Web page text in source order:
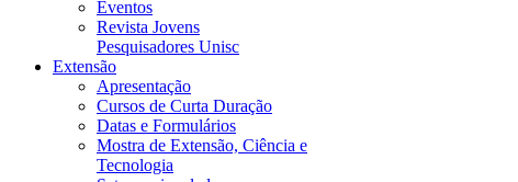
Eventos
Revista Jovens
Pesquisadores Unisc
Extensão
Apresentação
Cursos de Curta Duração
Datas e Formulários
Mostra de Extensão, Ciência e
Tecnologia